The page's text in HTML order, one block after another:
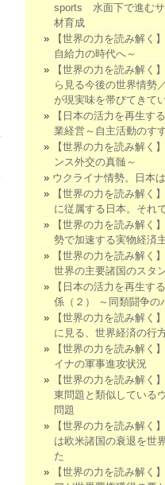
sports 水面下で進むサ
材育成
【世界の力を読み解く
自給力の時代へ～
【世界の力を読み解く
ら見る今後の世界情勢
が現実味を帯びてきて
【日本の活力を再生す
業経営～自主活動のす
【世界の力を読み解く
ンス外交の真髄～
ウクライナ情勢。日本
【世界の力を読み解く
に従属する日本。それ
【世界の力を読み解く
勢で加速する実物経済
【世界の力を読み解く
世界の主要諸国のスタ
【日本の活力を再生す
係（２） ～同類闘争の
【世界の力を読み解く
に見る、世界経済の行
【世界の力を読み解く
イナの軍事進攻状況
【世界の力を読み解く
東問題と類似している
問題
【世界の力を読み解く
は欧米諸国の衰退を世
た
【世界の力を読み解く